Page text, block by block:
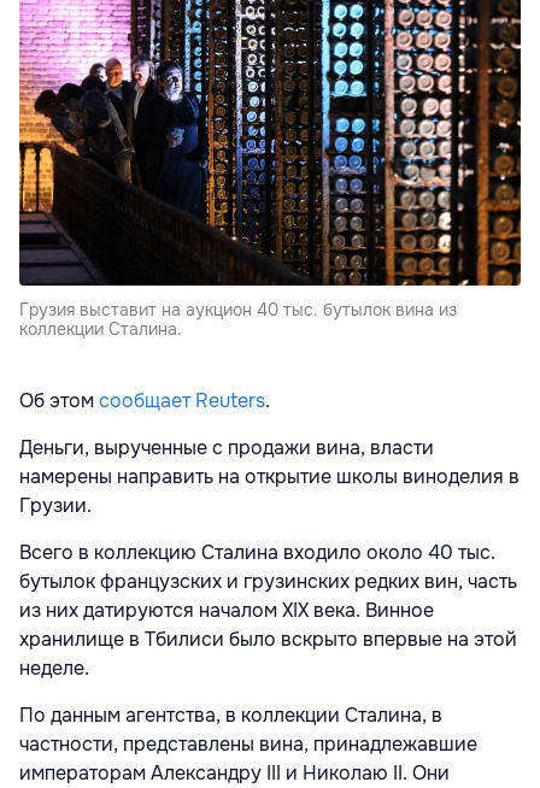
Грузия выставит на аукцион 40 тыс. бутылок вина из
коллекции Сталина.
Об этомсообщает Reuters.
Деньги, вырученные с продажи вина, власти
намерены направить на открытие школы виноделия в
Грузии.
Всего в коллекцию Сталина входило около 40 тыс.
бутылок французских и грузинских редких вин, часть
из них датируются началом XIX века. Винное
хранилище в Тбилиси было вскрыто впервые на этой
неделе.
По данным агентства, в коллекции Сталина, в
частности, представлены вина, принадлежавшие
императорам Александру III и Николаю II. Они